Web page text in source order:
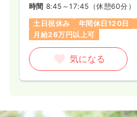
時間 8:45～17:45 （休憩60分）
土日祝休み
年間休日120日
月給26万円以上可
気になる